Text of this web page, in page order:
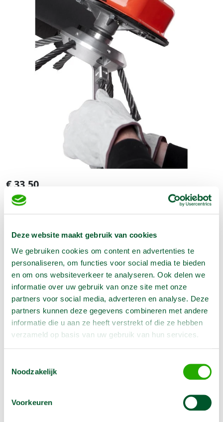
Deze website maakt gebruik van cookies
We gebruiken cookies om content en advertenties te
personaliseren, om functies voor social media te bieden
en om ons websiteverkeer te analyseren. Ook delen we
informatie over uw gebruik van onze site met onze
partners voor social media, adverteren en analyse. Deze
partners kunnen deze gegevens combineren met andere
informatie die u aan ze heeft verstrekt of die ze hebben
verzameld op basis van uw gebruik van hun services.
Noodzakelijk
Voorkeuren
€ 33,50
(Excl. BTW)
In winkelwagen te selecteren
Geen klantenkaart wél korting
Weekend = 1 huurdag
Bezorg-ophaal service
Avond van te voren halen; geen probleem
Specialistische machines
Artikelnummer